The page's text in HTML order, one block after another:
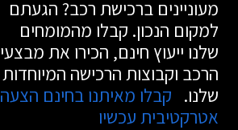
מעוניינים ברכישת רכב? הגעתם
למקום הנכון. קבלו מהמומחים
שלנו ייעוץ חינם, הכירו את מבצעי
הרכב וקבוצות הרכישה המיוחדות
שלנו. קבלו מאיתנו בחינם הצעה
אטרקטיבית עכשיו